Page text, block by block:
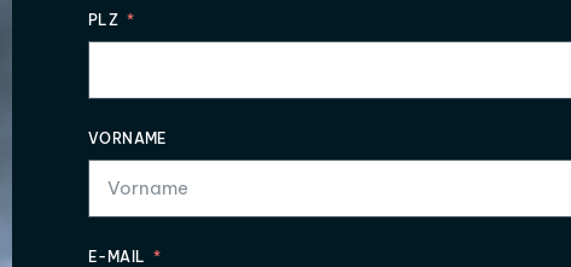
PLZ
VORNAME
E-MAIL